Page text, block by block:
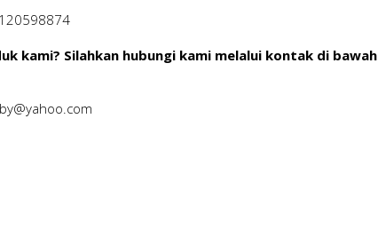
kami? Silahkan hubungi kami melalui kontak di bawah